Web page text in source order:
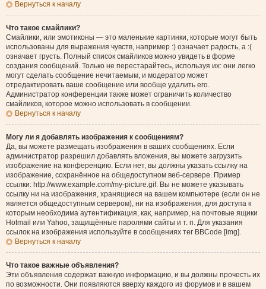
Вернуться к началу
Что такое смайлики?
Смайлики, или эмотиконы — это маленькие картинки, которые могут быть
использованы для выражения чувств, например :) означает радость, а :(
означает грусть. Полный список смайликов можно увидеть в форме
создания сообщений. Только не перестарайтесь, используя их: они легко
могут сделать сообщение нечитаемым, и модератор может
отредактировать ваше сообщение или вообще удалить его.
Администратор конференции также может ограничить количество
смайликов, которое можно использовать в сообщении.
Вернуться к началу
Могу ли я добавлять изображения к сообщениям?
Да, вы можете размещать изображения в ваших сообщениях. Если
администратор разрешил добавлять вложения, вы можете загрузить
изображение на конференцию. Если нет, вы должны указать ссылку на
изображение, сохранённое на общедоступном веб-сервере. Пример
ссылки: http://www.example.com/my-picture.gif. Вы не можете указывать
ссылку ни на изображения, хранящиеся на вашем компьютере (если он не
является общедоступным сервером), ни на изображения, для доступа к
которым необходима аутентификация, как, например, на почтовые ящики
Hotmail или Yahoo, защищённые паролями сайты и т. п. Для указания
ссылок на изображения используйте в сообщениях тег BBCode [img].
Вернуться к началу
Что такое важные объявления?
Эти объявления содержат важную информацию, и вы должны прочесть их
по возможности. Они появляются вверху каждого из форумов и в вашем